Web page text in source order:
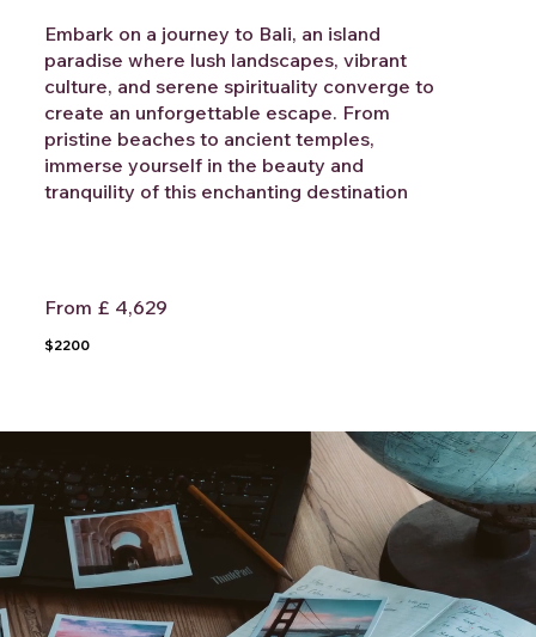
Embark on a journey to Bali, an island
paradise where lush landscapes, vibrant
culture, and serene spirituality converge to
create an unforgettable escape. From
pristine beaches to ancient temples,
immerse yourself in the beauty and
tranquility of this enchanting destination
From £ 4,629
$2200